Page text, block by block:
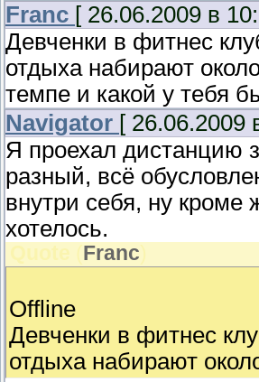
Franc [ 26.06.2009 в
Девченки в фитнес
отдыха набирают
темпе и какой у тебя
Navigator [ 26.06.2009
Я проехал дистанцию
разный, всё
внутри себя, ну кроме
хотелось.
Quote ( Franc)
Offline
Девченки в фитнес
отдыха набирают